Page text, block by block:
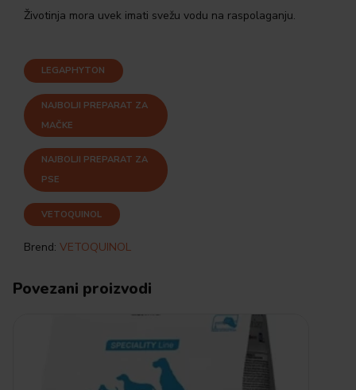
Životinja mora uvek imati svežu vodu na raspolaganju.
LEGAPHYTON
NAJBOLJI PREPARAT ZA
MAČKE
NAJBOLJI PREPARAT ZA
PSE
VETOQUINOL
Brend: VETOQUINOL
Povezani proizvodi